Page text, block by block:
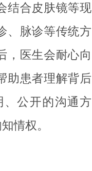
结合皮肤镜等现
、脉诊等传统方
，医生会耐心向
助患者理解背后
公开的沟通方
情权。